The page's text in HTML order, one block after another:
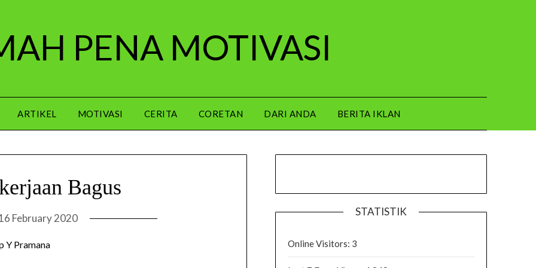
PENA MOTIVASI
ARTIKEL MOTIVASI CERITA CORETAN DARI ANDA BERITA IKLAN
Bagus
February 2020
Y Pramana
STATISTIK
Online Visitors: 3